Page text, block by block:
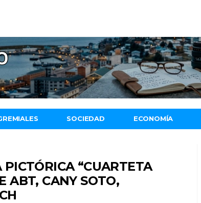
SOCIEDAD ECONOMÍA
“CUARTETA
ABT, CANY SOTO,